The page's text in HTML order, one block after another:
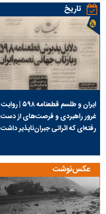
تاریخ
ایران و طلسم قطعنامه ۵۹۸ | روایت
غرور راهبردی و فرصت‌های از دست
رفته‌ای که اثراتی جبران‌ناپذیر داشت
عکس‌نوشت